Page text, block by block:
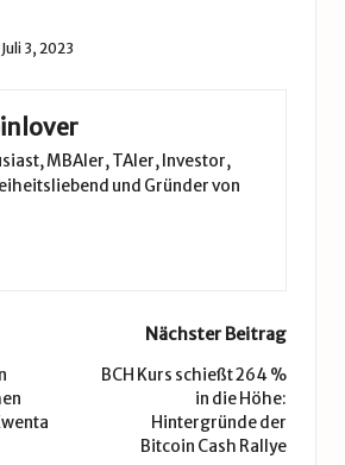
3, 2023
MBAler, TAler, Investor,
und Gründer von
Nächster Beitrag
BCH Kurs schießt 264 %
in die Höhe:
Hintergründe der
Bitcoin Cash Rallye